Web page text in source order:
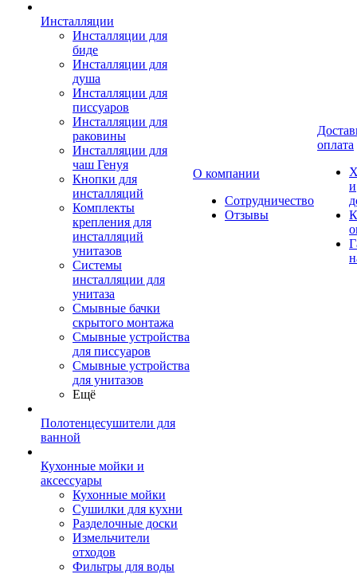
Инсталляции
Инсталляции для
биде
Инсталляции для
душа
Инсталляции для
писсуаров
Инсталляции для
раковины
Инсталляции для
чаш Генуя
Кнопки для
инсталляций
Комплекты
крепления для
инсталляций
унитазов
Системы
инсталляции для
унитаза
Смывные бачки
скрытого монтажа
Смывные устройства
для писсуаров
Смывные устройства
для унитазов
Ещё
Полотенцесушители для
ванной
Кухонные мойки и
аксессуары
Кухонные мойки
Сушилки для кухни
Разделочные доски
Измельчители
отходов
Фильтры для воды
О компании
Сотрудничество
Отзывы
оплата
и